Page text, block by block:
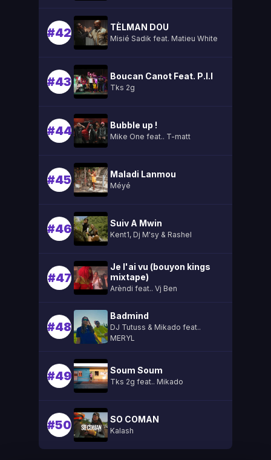
#42 TÈLMAN DOU
Misié Sadik feat. Matieu White
#43 Boucan Canot Feat. P.l.l
Tks 2g
#44 Bubble up !
Mike One feat.. T-matt
#45 Maladi Lanmou
Méyé
#46 Suiv A Mwin
Kent1, Dj M'sy & Rashel
#47
Je l'ai vu (bouyon kings
mixtape)
Arèndi feat.. Vj Ben
#48
Badmind
DJ Tutuss & Mikado feat..
MERYL
#49 Soum Soum
Tks 2g feat.. Mikado
#50 SO COMAN
Kalash